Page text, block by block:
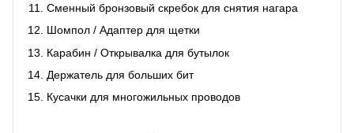
Сменный бронзовый скребок для снятия нагара
Шомпол / Адаптер для щетки
Карабин / Открывалка для бутылок
Держатель для больших бит
Кусачки для многожильных проводов